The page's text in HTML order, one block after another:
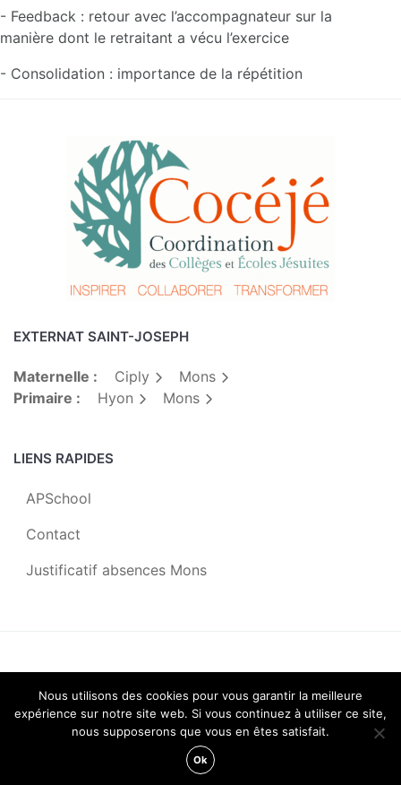
- Feedback : retour avec l’accompagnateur sur la
manière dont le retraitant a vécu l’exercice
- Consolidation : importance de la répétition
EXTERNAT SAINT-JOSEPH
Maternelle : Ciply
Mons
Primaire :
Hyon Mons
LIENS RAPIDES
APSchool
Contact
Justificatif absences Mons
Centre Scolaire Saint-Joseph |2019
Octopix+WordPress= ♡
Nous utilisons des cookies pour vous garantir la meilleure
expérience sur notre site web. Si vous continuez à utiliser ce site,
nous supposerons que vous en êtes satisfait.
Ok